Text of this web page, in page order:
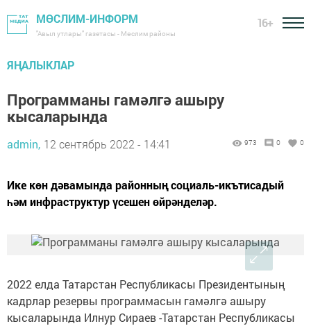
МӨСЛИМ-ИНФОРМ
"Авыл утлары" газетасы - Мөслим районы
16+
ЯҢАЛЫКЛАР
Программаны гамәлгә ашыру
кысаларында
admin, 12 сентябрь 2022 - 14:41 973 0 0
Ике көн дәвамында районның социаль-икътисадый
һәм инфраструктур үсешен өйрәнделәр.
2022 елда Татарстан Республикасы Президентының
кадрлар резервы программасын гамәлгә ашыру
кысаларында Илнур Сираев -Татарстан Республикасы